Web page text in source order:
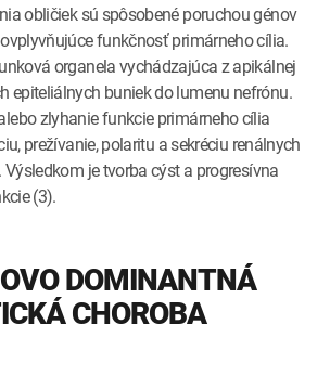
obličiek sú spôsobené poruchou génov
funkčnosť primárneho cília.
organela vychádzajúca z apikálnej
epiteliálnych buniek do lumenu nefrónu.
zlyhanie funkcie primárneho cília
prežívanie, polaritu a sekréciu renálnych
je tvorba cýst a progresívna
(3).
DOMINANTNÁ
CHOROBA